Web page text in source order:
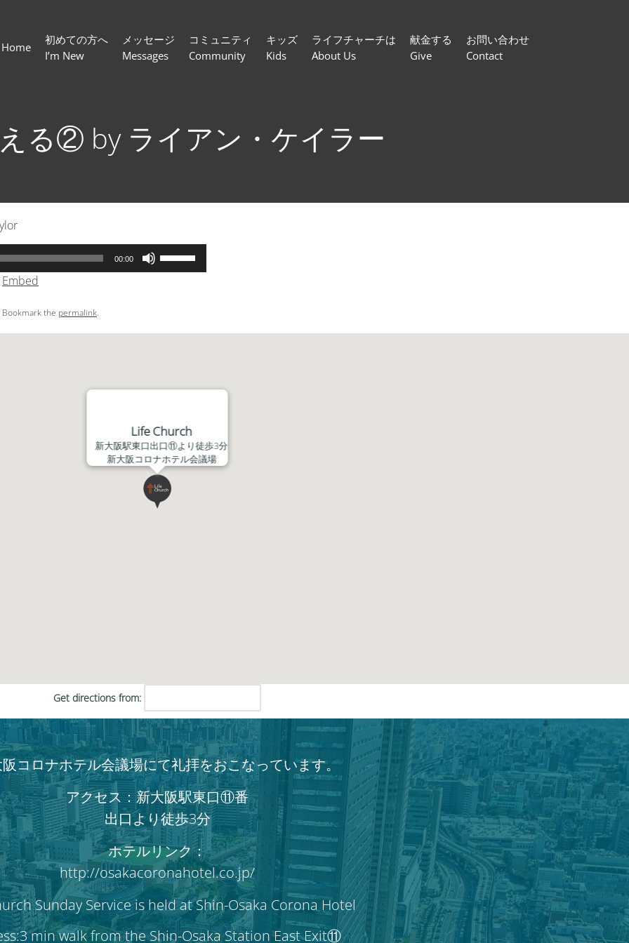
Home
初めての方へ
I’m New
メッセージ
Messages
コミュニティ
Community
キッズ
Kids
ライフチャーチは
About Us
献金する
Give
お問い合わせ
Contact
る② by ライアン・ケイラー
00:00
調
は
矢
印
キ
ー
を
Embed
Bookmark the permalink.
Life Church
新大阪駅東口出口⑪より徒歩3分
新大阪コロナホテル会議場
Get directions from:
コロナホテル会議場にて礼拝をおこなっています。
アクセス：新大阪駅東口⑪番
出口より徒歩3分
ホテルリンク：
http://osakacoronahotel.co.jp/
Sunday Service is held at Shin-Osaka Corona Hotel
min walk from the Shin-Osaka Station East Exit⑪